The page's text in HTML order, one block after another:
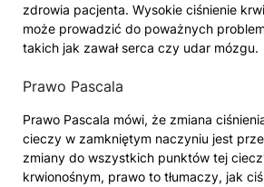
zdrowia pacjenta. Wysokie ciśnienie
może prowadzić do poważnych
takich jak zawał serca czy udar mózgu.
Prawo Pascala
Prawo Pascala mówi, że zmiana
cieczy w zamkniętym naczyniu jest
zmiany do wszystkich punktów tej
krwionośnym, prawo to tłumaczy, jak